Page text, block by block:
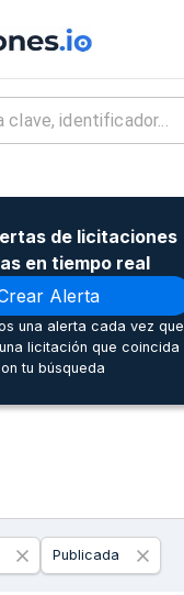
de licitaciones
en tiempo real
Alerta
una alerta cada vez que
licitación que coincida
tu búsqueda
Publicada